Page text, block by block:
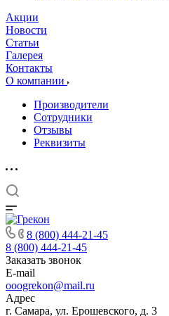
Акции
Новости
Статьи
Галерея
Контакты
О компании
Производители
Сотрудники
Отзывы
Реквизиты
8 (800) 444-21-45
8 (800) 444-21-45
Заказать звонок
E-mail
ooogrekon@mail.ru
Адрес
г. Самара, ул. Ерошевского, д. 3